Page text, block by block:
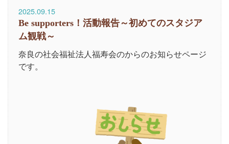
2025.09.15
Be supporters！活動報告～初めてのスタジア
ム観戦～
奈良の社会福祉法人福寿会のからのお知らせページ
です。